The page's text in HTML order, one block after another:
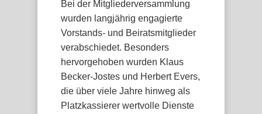
Bei der Mitgliederversammlung
wurden langjährig engagierte
Vorstands- und Beiratsmitglieder
verabschiedet. Besonders
hervorgehoben wurden Klaus
Becker-Jostes und Herbert Evers,
die über viele Jahre hinweg als
Platzkassierer wertvolle Dienste